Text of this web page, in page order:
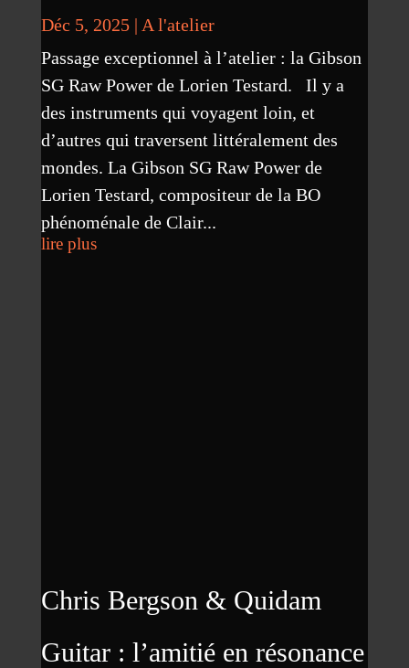
Déc 5, 2025| A l'atelier
Passage exceptionnel à l’atelier : la Gibson
SG Raw Power de Lorien Testard. Il y a
des instruments qui voyagent loin, et
d’autres qui traversent littéralement des
mondes. La Gibson SG Raw Power de
Lorien Testard, compositeur de la BO
phénoménale de Clair...
lire plus
Chris Bergson & Quidam
Guitar : l’amitié en résonance